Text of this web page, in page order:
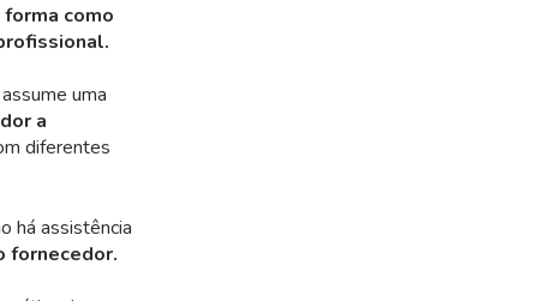
como
uma
a
diferentes
há assistência
fornecedor.